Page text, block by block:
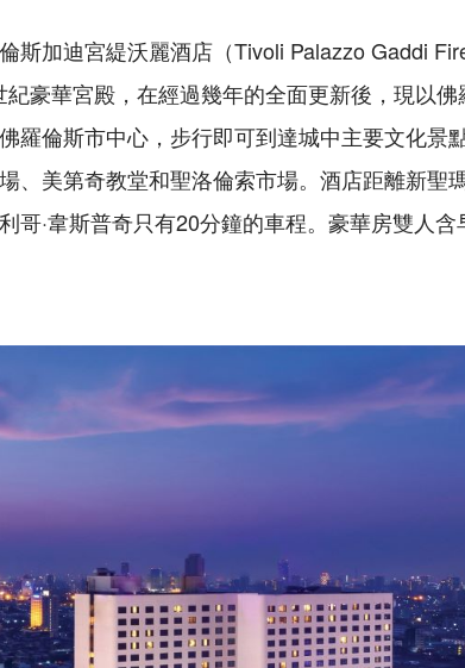
加迪宮緹沃麗酒店（Tivoli Palazzo Gaddi
豪華宮殿，在經過幾年的全面更新後，現以佛
羅倫斯市中心，步行即可到達城中主要文化景
、美第奇教堂和聖洛倫索市場。酒店距離新聖
哥·韋斯普奇只有20分鐘的車程。豪華房雙人含